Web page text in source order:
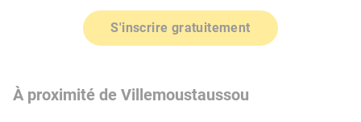
S'inscrire gratuitement
À proximité de Villemoustaussou